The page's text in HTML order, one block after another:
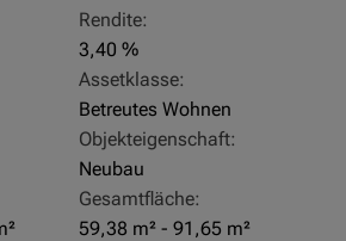
Rendite:
3,40 %
Assetklasse:
Betreutes Wohnen
Objekteigenschaft:
Neubau
Gesamtfläche:
59,38 m² - 91,65 m²